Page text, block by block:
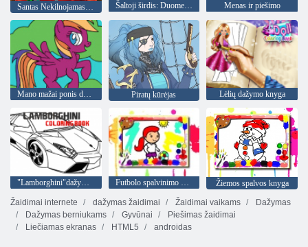
Šaltoji širdis: Duomenys apie Anos veido Helovinas Menas ir piešimo
Mano mažai ponis dažymas knyga Piratų kūrėjas Lėlių dažymo knyga
"Lamborghini"dažymo knyga Futbolo spalvinimo knyga
Žiemos spalvos knyga
Žaidimai internete
dažymas žaidimai Žaidimai vaikams
Dažymas
Dažymas berniukams
Gyvūnai
Piešimas žaidimai
Liečiamas ekranas
HTML5 androidas